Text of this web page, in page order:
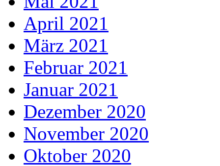
April 2021
März 2021
Februar 2021
Januar 2021
Dezember 2020
November 2020
Oktober 2020